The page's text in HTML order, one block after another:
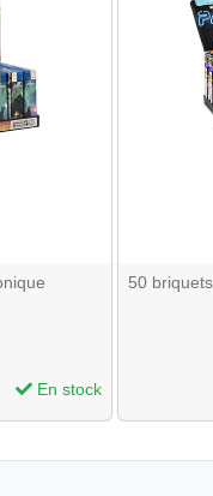
En stock
50